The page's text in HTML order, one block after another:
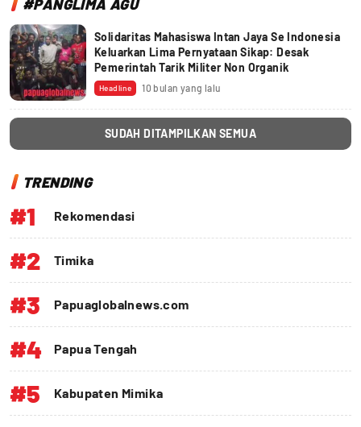
#PANGLIMA AGU
Solidaritas Mahasiswa Intan Jaya Se Indonesia
Keluarkan Lima Pernyataan Sikap: Desak
Pemerintah Tarik Militer Non Organik
Headline 10 bulan yang lalu
SUDAH DITAMPILKAN SEMUA
TRENDING
#1 Rekomendasi
#2 Timika
#3 Papuaglobalnews.com
#4 Papua Tengah
#5 Kabupaten Mimika